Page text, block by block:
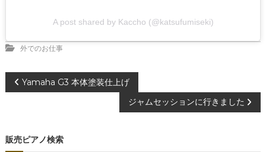
A post shared by Kaccho (@katsufumiseki)
外でのお仕事
投
ナ
Yamaha G3 本体塗装仕上げ
ジャムセッションに行きました
販売ピアノ検索